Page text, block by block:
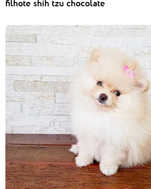
filhote shih tzu chocolate